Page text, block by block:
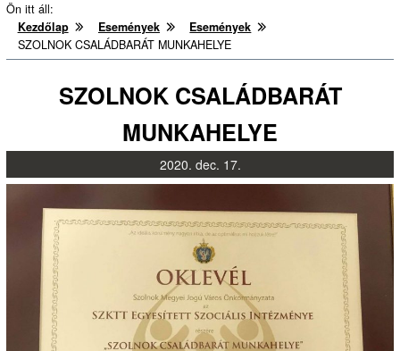
Ön itt áll:
Kezdőlap
Események
Események
SZOLNOK CSALÁDBARÁT MUNKAHELYE
SZOLNOK CSALÁDBARÁT
MUNKAHELYE
2020. dec. 17.